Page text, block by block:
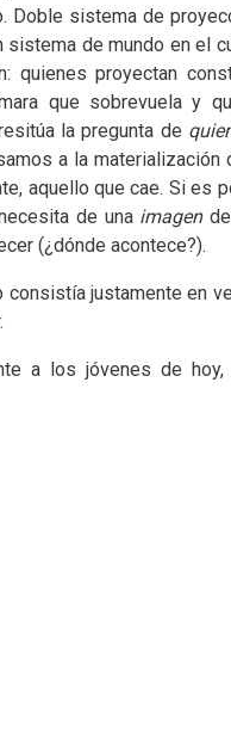
Doble sistema de
de mundo en el
quienes proyectan
que sobrevuela y
la pregunta de
a la
aquello que cae. Si es
de una imagen
(¿dónde acontece?).
consistía justamente en
a los jóvenes de